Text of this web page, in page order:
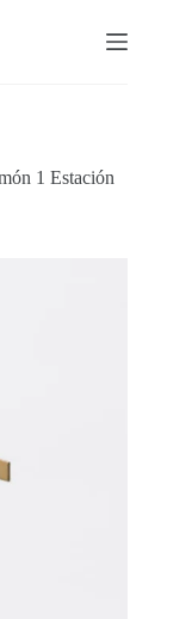
1 Estación